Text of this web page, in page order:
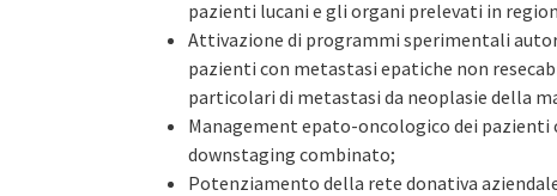
pazienti lucani e gli organi prelevati in
Attivazione di programmi sperimentali
pazienti con metastasi epatiche non
particolari di metastasi da neoplasie della
Management epato-oncologico dei
downstaging combinato;
Potenziamento della rete donativa